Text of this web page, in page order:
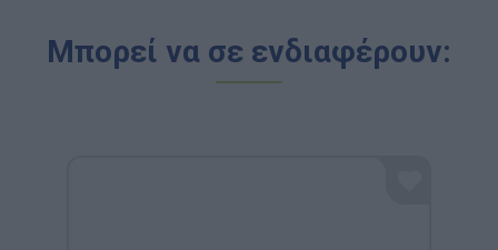
Μπορεί να σε ενδιαφέρουν: